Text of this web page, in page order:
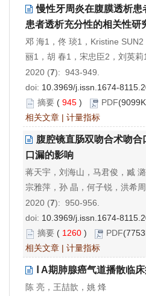
慢性牙周炎在腹膜透析
患者透析充分性的相关性研
邓 海1，佟 琰1，Kristine
丽1，胡 春1，宋忠臣2，刘英莉
2020 (7): 943-949.
doi: 10.3969/j.issn.1674-
摘要 ( 945 ) PDF
相关文章 | 计量指标
腹腔镜直肠双吻合术吻
口漏的影响
蒋天宇，刘海山，马君俊，臧
宗雅萍，孙 晶，何子锐，洪希
2020 (7): 950-956.
doi: 10.3969/j.issn.1674-
摘要 ( 1260 ) PDF
相关文章 | 计量指标
Ⅰ A期肺腺癌气道播散临
陈 亮，王喆歆，姚 烽